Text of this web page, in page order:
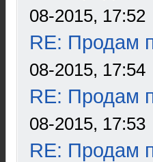
08-2015, 17:52
RE: Продам
08-2015, 17:54
RE: Продам
08-2015, 17:53
RE: Продам